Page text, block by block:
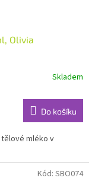
Olivia
Skladem
Do košíku
mléko v
Kód: SBO074